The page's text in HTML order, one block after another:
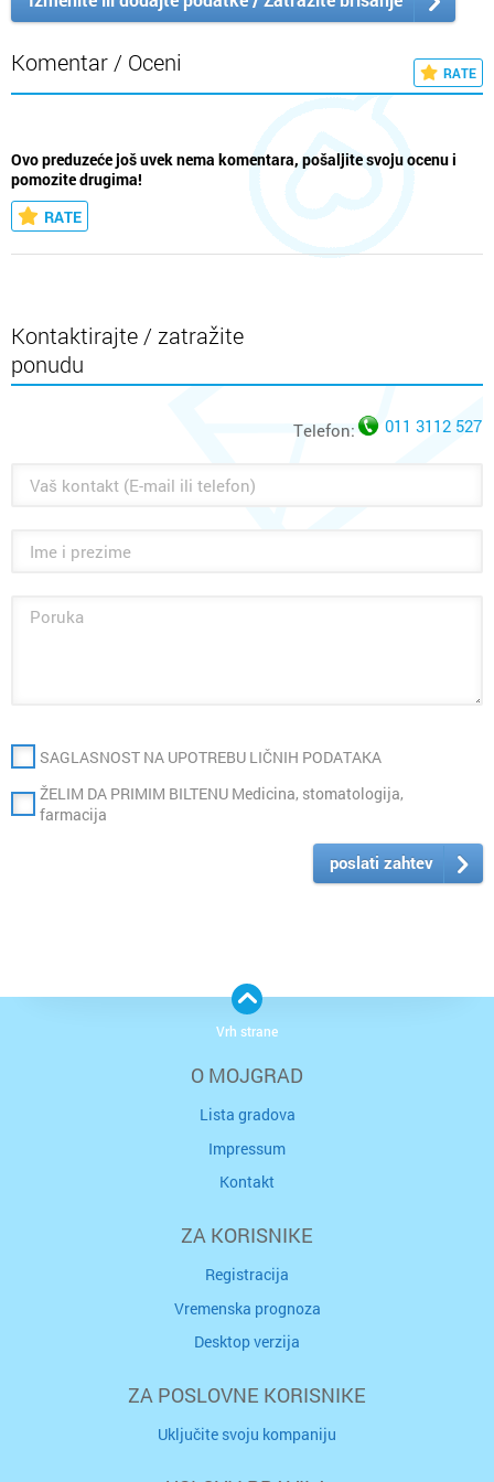
Komentar / Oceni RATE
Ovo preduzeće još uvek nema komentara, pošaljite svoju ocenu i
pomozite drugima!
RATE
Kontaktirajte / zatražite
ponudu
Telefon: 011 3112 527
SAGLASNOST NA UPOTREBU LIČNIH PODATAKA
ŽELIM DA PRIMIM BILTENU Medicina, stomatologija,
farmacija
poslati zahtev
O MOJGRAD
Lista gradova
Impressum
Kontakt
ZA KORISNIKE
Registracija
Vremenska prognoza
Desktop verzija
ZA POSLOVNE KORISNIKE
Uključite svoju kompaniju
Vrh strane